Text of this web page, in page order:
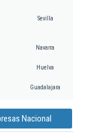
Sevilla
Navarra
Huelva
Guadalajara
Nacional